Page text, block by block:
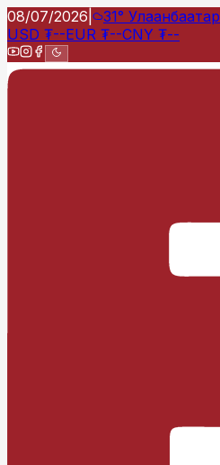
08/07/2026 31° Улаанбаатар
USD ₮--EUR ₮--CNY ₮--